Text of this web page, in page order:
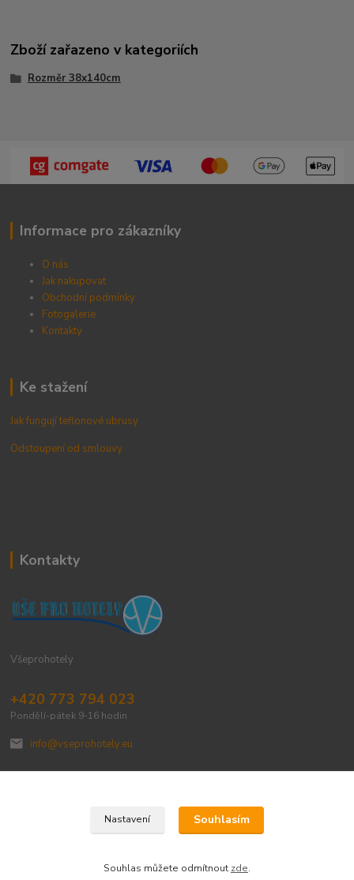
Zboží zařazeno v kategoriích
Rozměr 38x140cm
Informace pro zákazníky
O nás
Jak nakupovat
Obchodní podmínky
Fotogalerie
Kontakty
Ke stažení
Jak fungují teflonové ubrusy
Odstoupení od smlouvy
Kontakty
Všeprohotely
+420 773 794 023
Pondělí-pátek 9-16 hodin
info@vseprohotely.eu
Upravit sběr cookies.
Nastavení Souhlasím
Souhlas můžete odmítnout zde.